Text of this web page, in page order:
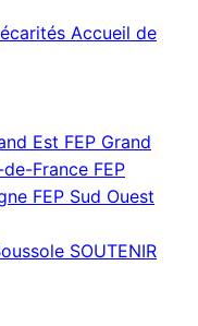
Accueil de
Est FEP Grand
France FEP
FEP Sud Ouest
SOUTENIR